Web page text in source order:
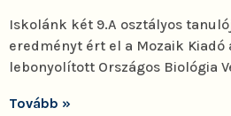
Iskolánk két 9.A osztályos
eredményt ért el a Mozaik Kiadó
lebonyolított Országos Biológia
Tovább »